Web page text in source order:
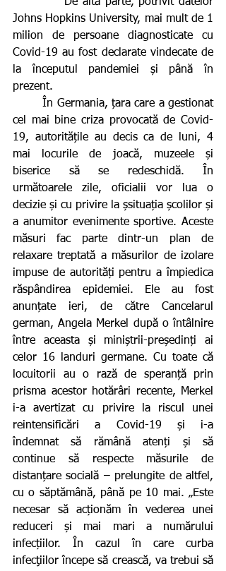
Johns Hopkins University, mai mult de 1
milion de persoane diagnosticate cu
Covid-19 au fost declarate vindecate de
la începutul pandemiei și până în
prezent.
        În Germania, țara care a gestionat
cel mai bine criza provocată de Covid-
19, autoritățile au decis ca de luni, 4
mai locurile de joacă, muzeele și
biserice să se redeschidă. În
următoarele zile, oficialii vor lua o
decizie și cu privire la șsituația școlilor și
a anumitor evenimente sportive. Aceste
măsuri fac parte dintr-un plan de
relaxare treptată a măsurilor de izolare
impuse de autorități pentru a împiedica
răspândirea epidemiei. Ele au fost
anunțate ieri, de către Cancelarul
german, Angela Merkel după o întâlnire
între aceasta și miniștrii-președinți ai
celor 16 landuri germane. Cu toate că
locuitorii au o rază de speranță prin
prisma acestor hotărâri recente, Merkel
i-a avertizat cu privire la riscul unei
reintensificări a Covid-19 și i-a
îndemnat să rămână atenți și să
continue să respecte măsurile de
distanțare socială – prelungite de altfel,
cu o săptămână, până pe 10 mai. „Este
necesar să acționăm în vederea unei
reduceri și mai mari a numărului
infecțiilor. În cazul în care curba
infecţiilor începe să crească, va trebui să